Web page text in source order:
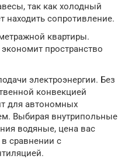
так как холодный
находить сопротивление.
квартиры.
пространство
электроэнергии. Без
конвекцией
для автономных
Выбирая внутрипольные
водяные, цена вас
сравнении с